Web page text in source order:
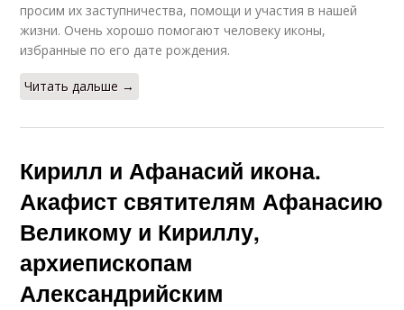
просим их заступничества, помощи и участия в нашей
жизни. Очень хорошо помогают человеку иконы,
избранные по его дате рождения.
Читать дальше →
Кирилл и Афанасий икона.
Акафист святителям Афанасию
Великому и Кириллу,
архиепископам
Александрийским